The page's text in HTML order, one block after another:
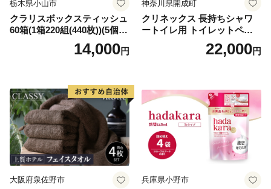
栃木県小山市
クラリスボックスティッシュ
60箱(1箱220組(440枚))(5個入
り×12セット)【1256759】
14,000円
神奈川県開成町
クリネックス 長持ちシャワ
ートイレ用 トイレットペー
パー（ダブル）64ロール(8ロ
ール×8パック) 開成町 トイレ
蓄 防災 エコ 消耗品 生活雑貨
生活用品 無香料 トイレット
ペーパー ダブル といれっと
ぺーぱー トイレ クレシア ト
イレットペーパー [BDBH002
-1]
22,000円
大阪府泉佐野市 兵庫県小野市